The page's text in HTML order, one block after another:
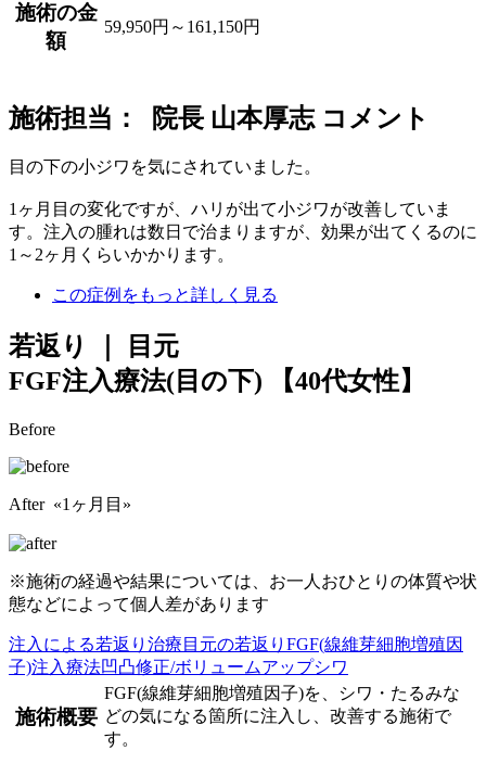
施術の金
額
59,950円～161,150円
施術担当： 院長 山本厚志 コメント
目の下の小ジワを気にされていました。
1ヶ月目の変化ですが、ハリが出て小ジワが改善していま
す。注入の腫れは数日で治まりますが、効果が出てくるのに
1～2ヶ月くらいかかります。
この症例をもっと詳しく見る
若返り ｜ 目元
FGF注入療法(目の下)
【40代女性】
Before
After «1ヶ月目»
※施術の経過や結果については、お一人おひとりの体質や状
態などによって個人差があります
注入による若返り治療 目元の若返り FGF(線維芽細胞増殖因
子)注入療法凹凸修正/ボリュームアップシワ
施術概要
FGF(線維芽細胞増殖因子)を、シワ・たるみな
どの気になる箇所に注入し、改善する施術で
す。